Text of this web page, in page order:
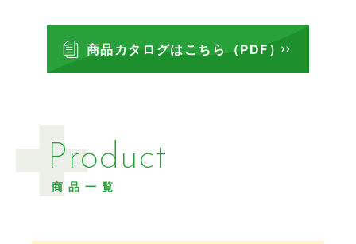
商品カタログはこちら（PDF）
Product
商品一覧